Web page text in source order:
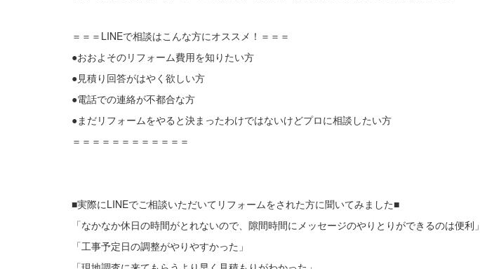
＝＝＝LINEで相談はこんな方にオススメ！＝＝＝
●おおよそのリフォーム費用を知りたい方
●見積り回答がはやく欲しい方
●電話での連絡が不都合な方
●まだリフォームをやると決まったわけではないけどプロに相談したい方
＝＝＝＝＝＝＝＝＝＝＝＝
■実際にLINEでご相談いただいてリフォームをされた方に聞いてみました■
「なかなか休日の時間がとれないので、隙間時間にメッセージのやりとりができるのは便利」
「工事予定日の調整がやりやすかった」